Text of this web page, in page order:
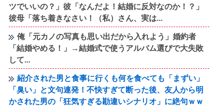
ツでいいの？」彼「なんだよ！結婚に反対なのか！？」
彼母「落ち着きなさい！（私）さん、実は...
俺「元カノの写真も思い出だから入れよう」婚約者
「結婚やめる！」→結婚式で使うアルバム選びで大失敗
して...
紹介された男と食事に行くも何を食べても「まずい」
「臭い」と文句連発！不快すぎて断った後、友人から明
かされた男の「狂気すぎる勘違いシナリオ」に絶句ｗｗ